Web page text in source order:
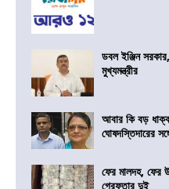
ডবল ইঞ্জিন
মুখ্যমন্ত্রীর
আবার কি বড়
ঘোষদস্তিদারের
ফের মালদহ, ফের
গ্রেফতার দুই